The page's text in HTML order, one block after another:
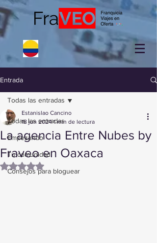
Entrada
Todas las entradas
Empezando
Tu comunidad
Consejos para bloguear
Todas las entradas
La agencia Entre Nubes by
Fraveo en Oaxaca
Estanislao Cancino
18 jun 2024 1 min de lectura
Obtuvo NaN de 5 estrellas.